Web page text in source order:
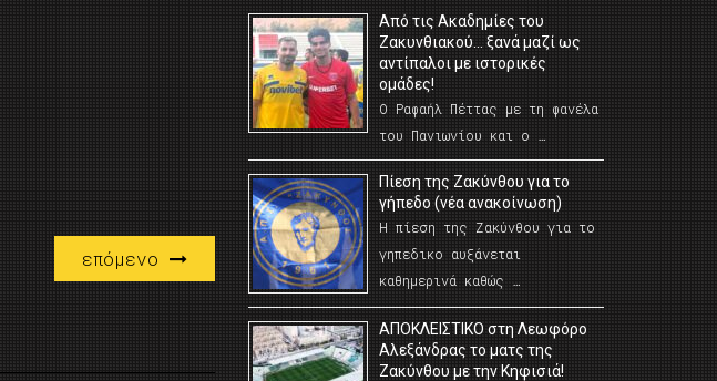
επόμενο
Από τις Ακαδημίες του
Ζακυνθιακού… ξανά μαζί ως
αντίπαλοι με ιστορικές
ομάδες!
Ο Ραφαήλ Πέττας με τη φανέλα
του Πανιωνίου και ο …
Πίεση της Ζακύνθου για το
γήπεδο (νέα ανακοίνωση)
Η πίεση της Ζακύνθου για το
γηπεδικο αυξάνεται
καθημερινά καθώς …
AΠΟΚΛΕΙΣΤΙΚΟ στη Λεωφόρο
Αλεξάνδρας το ματς της
Ζακύνθου με την Κηφισιά!